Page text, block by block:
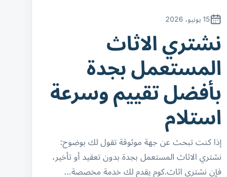
15 يونيو، 2026
نشتري الاثاث
المستعمل بجدة
بأفضل تقييم وسرعة
استلام
إذا كنت تبحث عن جهة موثوقة تقول لك بوضوح:
نشتري الاثاث المستعمل بجدة بدون تعقيد أو تأخير،
فإن نشتري اثاث.كوم يقدم لك خدمة مخصصة…